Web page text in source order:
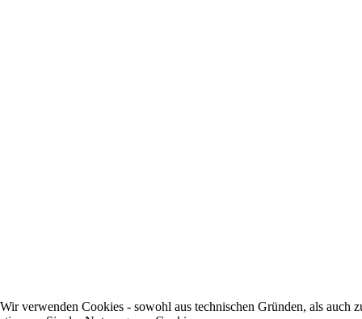
Wir verwenden Cookies - sowohl aus technischen Gründen, als auch